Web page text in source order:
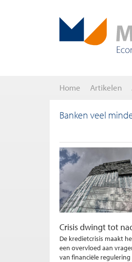
Home Artikelen
Banken veel
Crisis dwingt tot
De kredietcrisis maakt
een overvloed aan
van financiële